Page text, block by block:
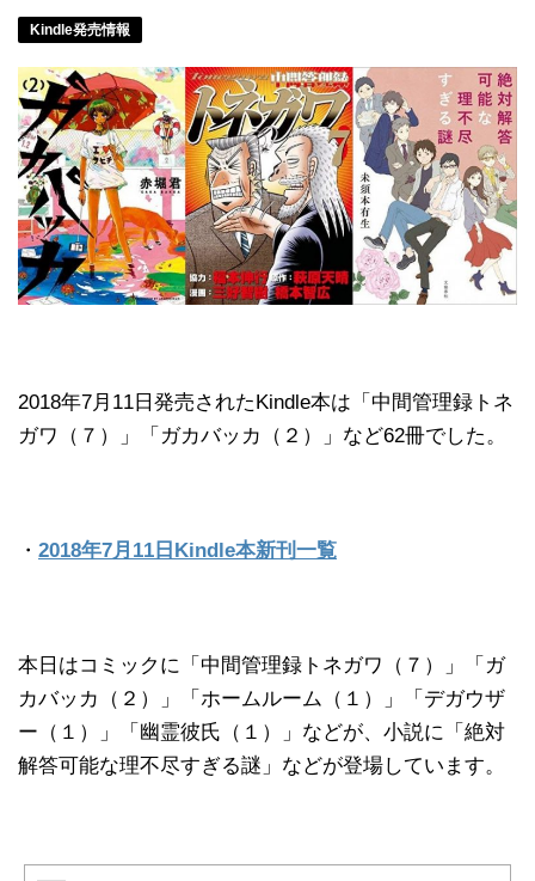
Kindle発売情報
2018年7月11日発売されたKindle本は「中間管理録トネ
ガワ（７）」「ガカバッカ（２）」など62冊でした。
・ 2018年7月11日Kindle本新刊一覧
本日はコミックに「中間管理録トネガワ（７）」「ガ
カバッカ（２）」「ホームルーム（１）」「デガウザ
ー（１）」「幽霊彼氏（１）」などが、小説に「絶対
解答可能な理不尽すぎる謎」などが登場しています。